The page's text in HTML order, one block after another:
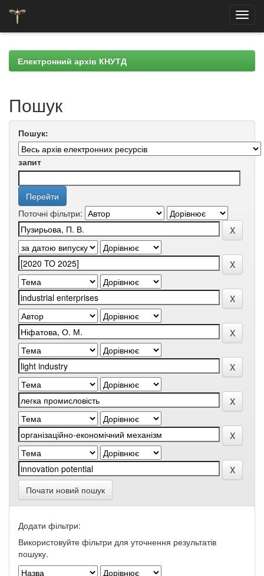
navigationЕлектронний архів КНУТД
Пошук
Пошук:
запит
Поточні фільтри:
Почати новий пошук
Додати фільтри:
Використовуйте фільтри для уточнення результатів
пошуку.